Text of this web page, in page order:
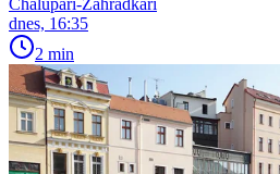
dnes, 16:35
2 min